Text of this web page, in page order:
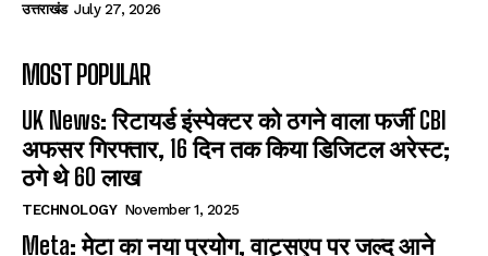
उत्तराखंड July 27, 2026
MOST POPULAR
UK News: रिटायर्ड इंस्पेक्टर को ठगने वाला फर्जी CBI
अफसर गिरफ्तार, 16 दिन तक किया डिजिटल अरेस्ट;
ठगे थे 60 लाख
TECHNOLOGY November 1, 2025
Meta: मेटा का नया प्रयोग, वाट्सएप पर जल्द आने